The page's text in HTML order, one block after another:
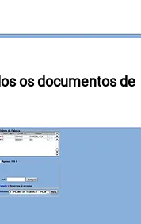
os documentos de